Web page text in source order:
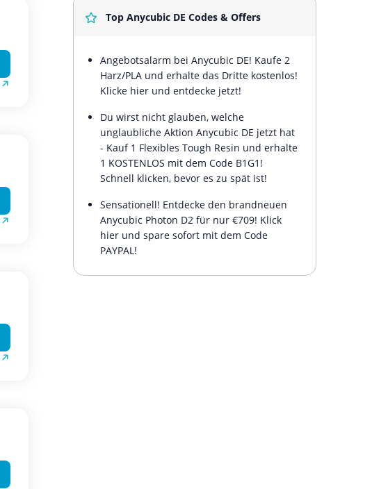
Top Anycubic DE Codes & Offers
Angebotsalarm bei Anycubic DE! Kaufe 2
Harz/PLA und erhalte das Dritte kostenlos!
Klicke hier und entdecke jetzt!
Du wirst nicht glauben, welche
unglaubliche Aktion Anycubic DE jetzt hat
- Kauf 1 Flexibles Tough Resin und erhalte
1 KOSTENLOS mit dem Code B1G1!
Schnell klicken, bevor es zu spät ist!
Sensationell! Entdecke den brandneuen
Anycubic Photon D2 für nur €709! Klick
hier und spare sofort mit dem Code
PAYPAL!